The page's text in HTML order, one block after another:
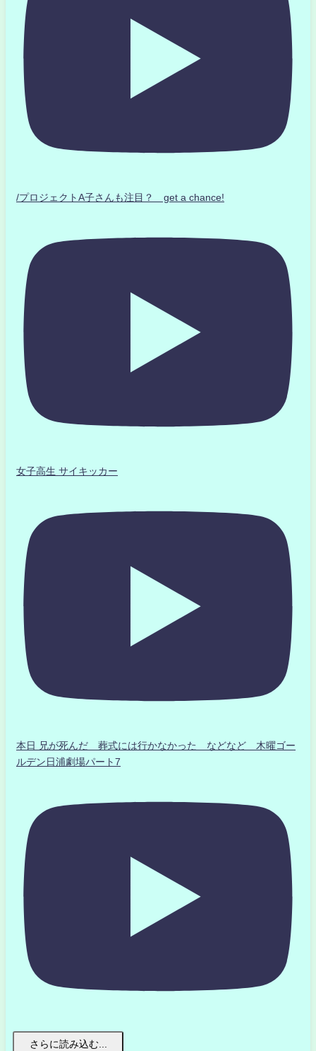
/プロジェクトA子さんも注目？ get a chance!
女子高生 サイキッカー
本日 兄が死んだ 葬式には行かなかった などなど 木曜ゴー
ルデン日浦劇場パート7
さらに読み込む...